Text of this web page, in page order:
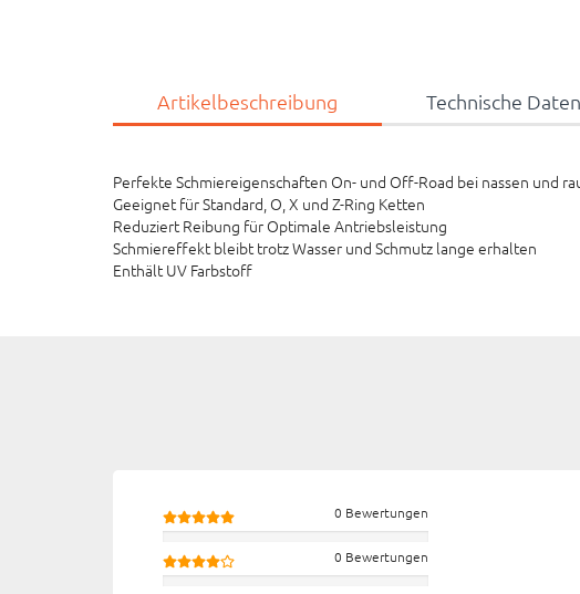
Artikelbeschreibung Technische Daten
Perfekte Schmiereigenschaften On- und Off-Road bei nassen und
Geeignet für Standard, O, X und Z-Ring Ketten
Reduziert Reibung für Optimale Antriebsleistung
Schmiereffekt bleibt trotz Wasser und Schmutz lange erhalten
Enthält UV Farbstoff
0 Bewertungen
0 Bewertungen